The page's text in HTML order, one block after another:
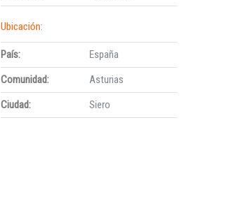
Ubicación:
País:
España
Comunidad:
Asturias
Ciudad:
Siero